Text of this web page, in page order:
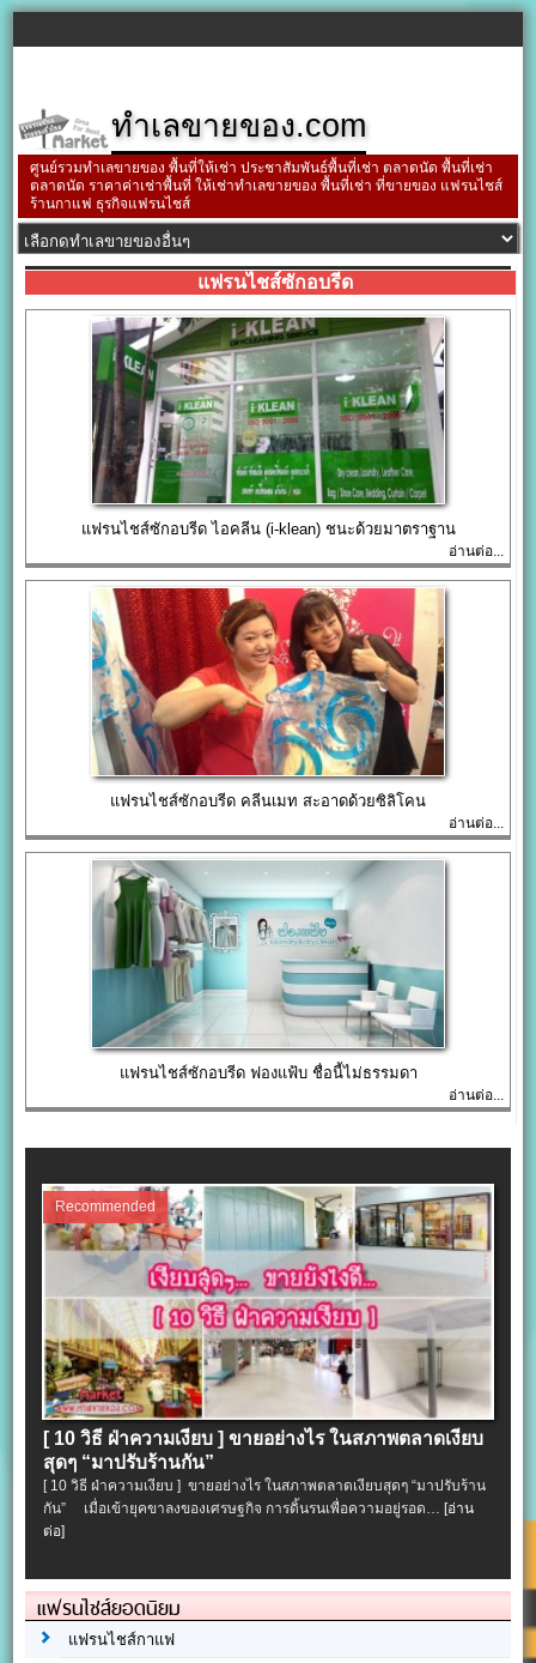
ทำเลขายของ.com
ศูนย์รวมทำเลขายของ พื้นที่ให้เช่า ประชาสัมพันธ์พื้นที่เช่า ตลาดนัด พื้นที่เช่า
ตลาดนัด ราคาค่าเช่าพื้นที่ ให้เช่าทำเลขายของ พื้นที่เช่า ที่ขายของ แฟรนไชส์
ร้านกาแฟ ธุรกิจแฟรนไชส์
แฟรนไชส์ซักอบรีด
แฟรนไชส์ซักอบรีด ไอคลีน (i-klean) ชนะด้วยมาตราฐาน
อ่านต่อ...
แฟรนไชส์ซักอบรีด คลีนเมท สะอาดด้วยซิลิโคน
อ่านต่อ...
แฟรนไชส์ซักอบรีด ฟองแฟ้บ ชื่อนี้ไม่ธรรมดา
อ่านต่อ...
Recommended
[ 10 วิธี ฝ่าความเงียบ ] ขายอย่างไร ในสภาพตลาดเงียบ
สุดๆ “มาปรับร้านกัน”
[ 10 วิธี ฝ่าความเงียบ ] ขายอย่างไร ในสภาพตลาดเงียบสุดๆ “มาปรับร้าน
กัน” เมื่อเข้ายุคขาลงของเศรษฐกิจ การดิ้นรนเพื่อความอยู่รอด… [อ่าน
ต่อ]
แฟรนไชส์ยอดนิยม
แฟรนไชส์กาแฟ